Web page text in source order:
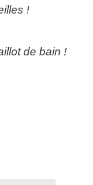
!
de bain !